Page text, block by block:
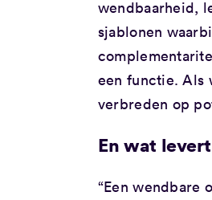
wendbaarheid,
sjablonen
een functie. Als
verbreden op
En wat
“Een wendbare